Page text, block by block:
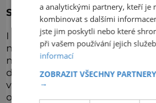
Slavnosti okurek
I tyto slavnosti prošly několika
nejzásadnější je přesun z
náměstí na ulici Hradní, kde
dekorací a stánků s nejrůznější
vzniknou farmářské trhy se
okurkou v čele.
a analytickými partnery, kteří je
kombinovat s dalšími
jste jim poskytli nebo které
při vašem používání jejich
informací
ZOBRAZIT VŠECHNY
→